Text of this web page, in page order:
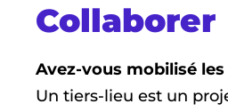
Collaborer
Avez-vous mobilisé
Un tiers-lieu est un